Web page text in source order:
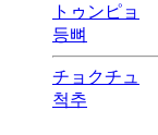
トゥンピョ
등뼈
チョクチュ
척추